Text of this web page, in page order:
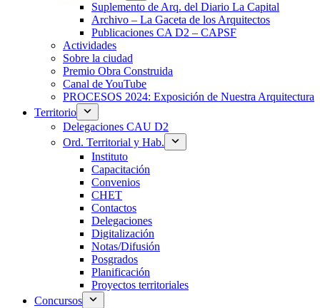
Suplemento de Arq. del Diario La Capital
Archivo – La Gaceta de los Arquitectos
Publicaciones CA D2 – CAPSF
Actividades
Sobre la ciudad
Premio Obra Construida
Canal de YouTube
PROCESOS 2024: Exposición de Nuestra Arquitectura
Territorio
Delegaciones CAU D2
Ord. Territorial y Hab.
Instituto
Capacitación
Convenios
CHET
Contactos
Delegaciones
Digitalización
Notas/Difusión
Posgrados
Planificación
Proyectos territoriales
Concursos